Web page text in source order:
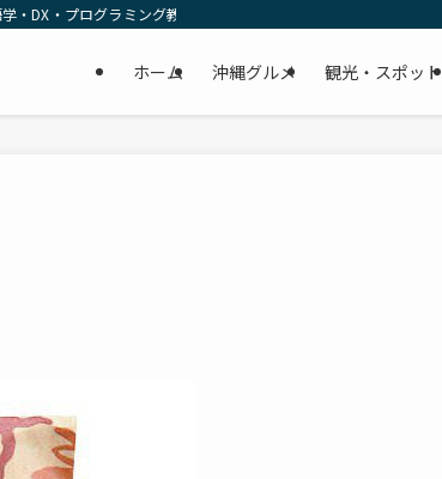
DX・プログラミング教育の リアルな一次情報をお届けします。
ホーム 沖縄グルメ 観光・スポット